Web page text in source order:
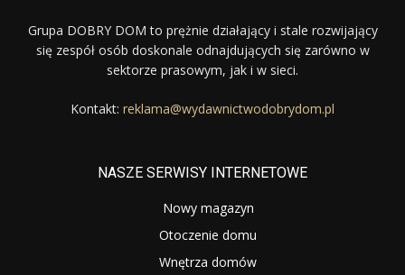
Grupa DOBRY DOM to prężnie działający i stale rozwijający
się zespół osób doskonale odnajdujących się zarówno w
sektorze prasowym, jak i w sieci.
Kontakt: reklama@wydawnictwodobrydom.pl
NASZE SERWISY INTERNETOWE
Nowy magazyn
Otoczenie domu
Wnętrza domów